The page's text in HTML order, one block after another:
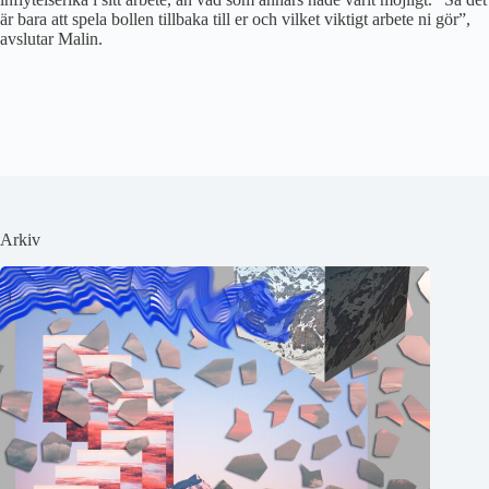
är bara att spela bollen tillbaka till er och vilket viktigt arbete ni gör”,
avslutar Malin.
Arkiv